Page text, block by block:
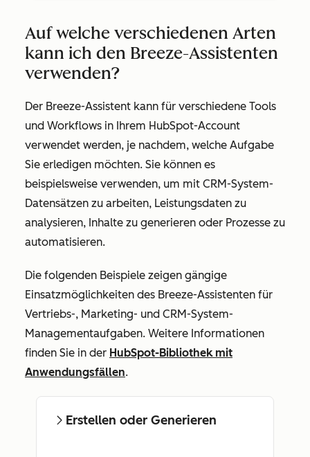
Auf welche verschiedenen Arten
kann ich den Breeze-Assistenten
verwenden?
Der Breeze-Assistent kann für verschiedene Tools
und Workflows in Ihrem HubSpot-Account
verwendet werden, je nachdem, welche Aufgabe
Sie erledigen möchten. Sie können es
beispielsweise verwenden, um mit CRM-System-
Datensätzen zu arbeiten, Leistungsdaten zu
analysieren, Inhalte zu generieren oder Prozesse zu
automatisieren.
Die folgenden Beispiele zeigen gängige
Einsatzmöglichkeiten des Breeze-Assistenten für
Vertriebs-, Marketing- und CRM-System-
Managementaufgaben. Weitere Informationen
finden Sie in der HubSpot-Bibliothek mit
Anwendungsfällen.
Erstellen oder Generieren